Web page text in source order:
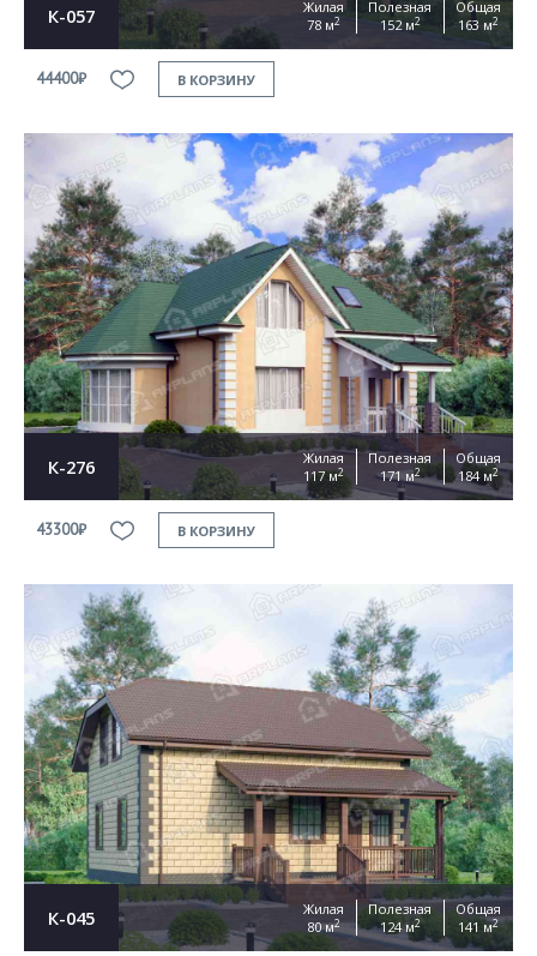
К-057
Жилая
78 м2
Полезная
152 м2
Общая
163 м2
44400₽ В КОРЗИНУ
К-276
Жилая
117 м2
Полезная
171 м2
Общая
184 м2
43300₽ В КОРЗИНУ
К-045
Жилая
80 м2
Полезная
124 м2
Общая
141 м2